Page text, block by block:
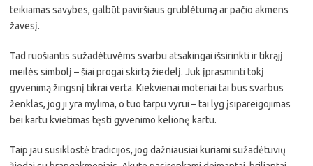
teikiamas savybes, galbūt paviršiaus grublėtumą ar pačio akmens
žavesį.
Tad ruošiantis sužadėtuvėms svarbu atsakingai išsirinkti ir tikrąjį
meilės simbolį – šiai progai skirtą žiedelį. Juk įprasminti tokį
gyvenimą žingsnį tikrai verta. Kiekvienai moteriai tai bus svarbus
ženklas, jog ji yra mylima, o tuo tarpu vyrui – tai lyg įsipareigojimas
bei kartu kvietimas tęsti gyvenimo kelionę kartu.
Taip jau susiklostė tradicijos, jog dažniausiai kuriami sužadėtuvių